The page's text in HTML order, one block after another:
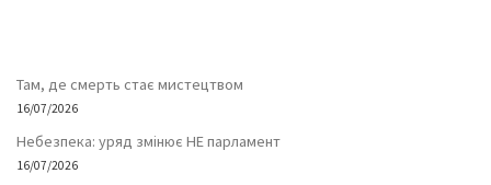
Там, де смерть стає мистецтвом
16/07/2026
Небезпека: уряд змінює НЕ парламент
16/07/2026